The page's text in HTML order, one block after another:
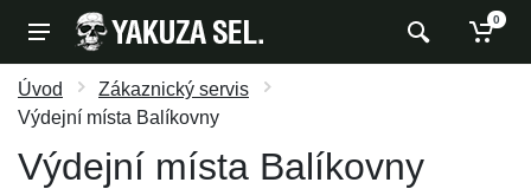
0
Úvod
Zákaznický servis
Výdejní místa Balíkovny
Výdejní místa Balíkovny